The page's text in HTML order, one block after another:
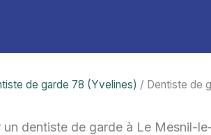
de garde 78 (Yvelines) / Dentiste de
dentiste de garde à Le Mesnil-